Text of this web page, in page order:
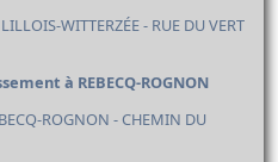
WITTERZÉE - RUE DU VERT
à REBECQ-ROGNON
ROGNON - CHEMIN DU